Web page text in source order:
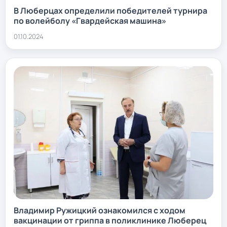
В Люберцах определили победителей турнира
по волейболу «Гвардейская машина»
01.10.2024
Владимир Ружицкий ознакомился с ходом
вакцинации от гриппа в поликлинике Люберец